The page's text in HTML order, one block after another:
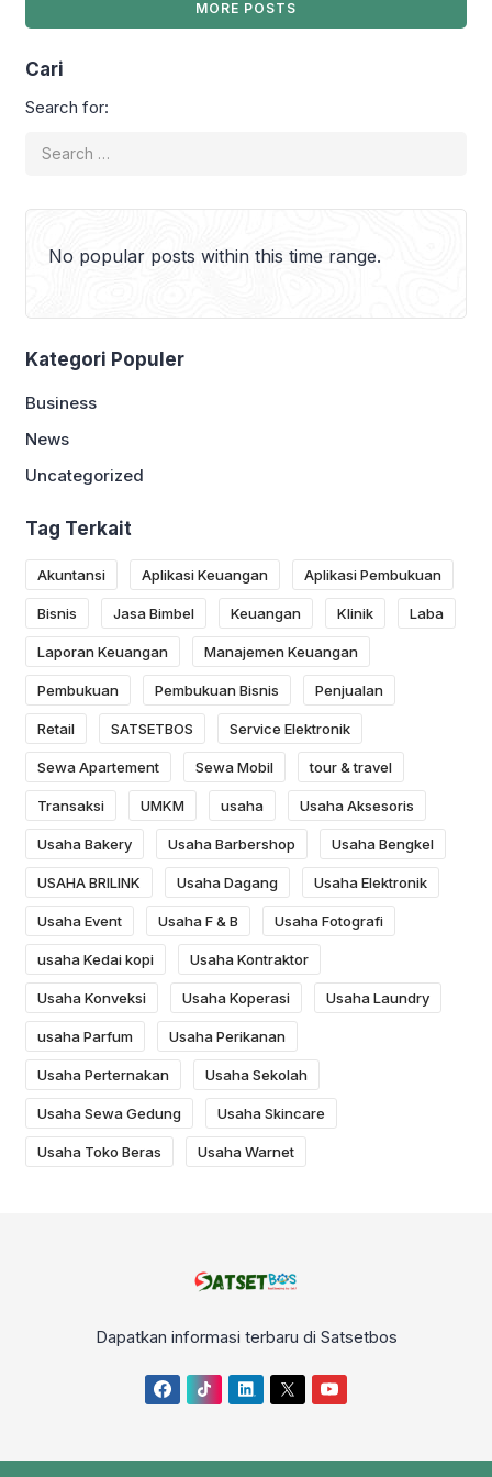
kulit, baik untuk kebutuhan kesehatan
maupun kecantikan, menjadikan bisnis
luas. Usaha ini dapat dijalankan dalam
berbagai bentuk, mulai dari reseller
MORE POSTS
Cari
Search for:
No popular posts within this time range.
Kategori Populer
Business
News
Uncategorized
Tag Terkait
Akuntansi Aplikasi Keuangan Aplikasi Pembukuan
Bisnis Jasa Bimbel Keuangan Klinik Laba
Laporan Keuangan Manajemen Keuangan
Pembukuan Pembukuan Bisnis Penjualan
Retail SATSETBOS Service Elektronik
Sewa Apartement Sewa Mobil tour & travel
Transaksi UMKM usaha Usaha Aksesoris
Usaha Bakery Usaha Barbershop Usaha Bengkel
USAHA BRILINK Usaha Dagang Usaha Elektronik
Usaha Event Usaha F & B Usaha Fotografi
usaha Kedai kopi Usaha Kontraktor
Usaha Konveksi Usaha Koperasi Usaha Laundry
usaha Parfum Usaha Perikanan
Usaha Perternakan Usaha Sekolah
Usaha Sewa Gedung Usaha Skincare
Usaha Toko Beras Usaha Warnet
Dapatkan informasi terbaru di Satsetbos